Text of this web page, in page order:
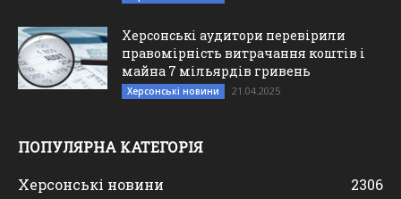
Херсонські аудитори перевірили
правомірність витрачання коштів і
майна 7 мільярдів гривень
Херсонські новини 21.04.2025
ПОПУЛЯРНА КАТЕГОРІЯ
Херсонські новини
2306